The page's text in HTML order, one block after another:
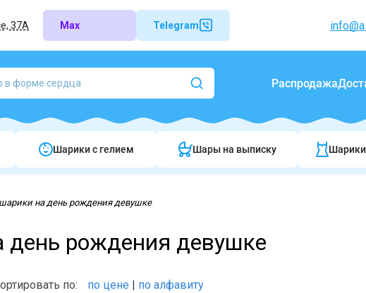
37А Max Telegram
Распродажа
Шарики c гелием Шары на выписку Шарики
на день рождения девушке
рождения девушке
по: по цене по алфавиту